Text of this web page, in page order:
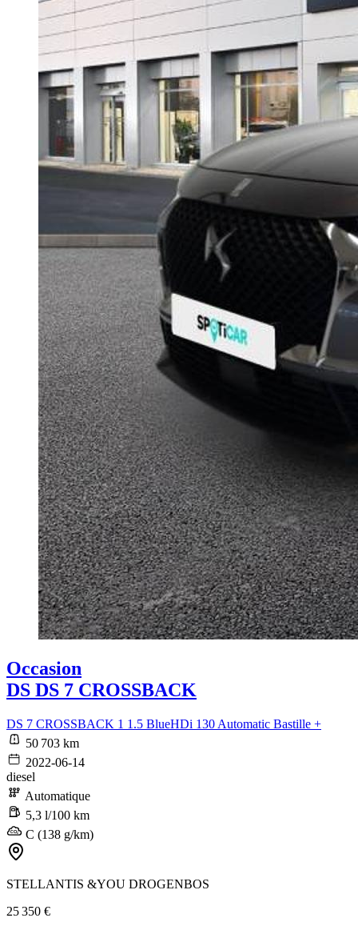
Occasion
DS DS 7 CROSSBACK
DS 7 CROSSBACK 1 1.5 BlueHDi 130 Automatic Bastille +
50 703 km
2022-06-14
diesel
Automatique
5,3 l/100 km
C (138 g/km)
STELLANTIS &YOU DROGENBOS
25 350 €